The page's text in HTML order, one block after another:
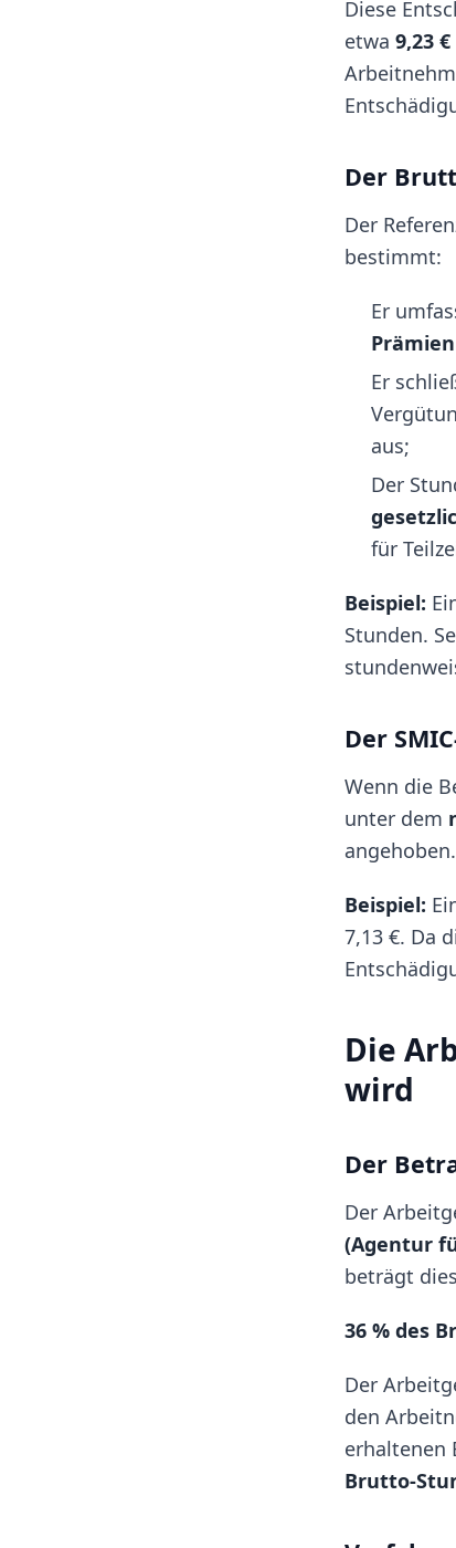
Diese
etwa 9,23 €
Der
Der
bestimmt:
Er
Prämien
Er
aus;
Der
für
Beispiel:
Stunden.
Der
Wenn die
unter dem
Beispiel:
7,13 €. Da
Die
wird
Der
Der
(Agentur
beträgt
36 % des
Der
den
erhaltenen
Brutto-